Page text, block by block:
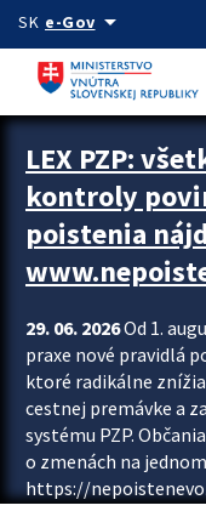
Preskocit na hlavný obsah
SK e-Govarrow_drop_down
Zastavit automatický
LEX PZP:
kontroly
poistenia
29. 06. 2026Od 1.
praxe nové pravidlá
ktoré radikálne
cestnej premávke a
systému PZP.
o zmenách na
https://